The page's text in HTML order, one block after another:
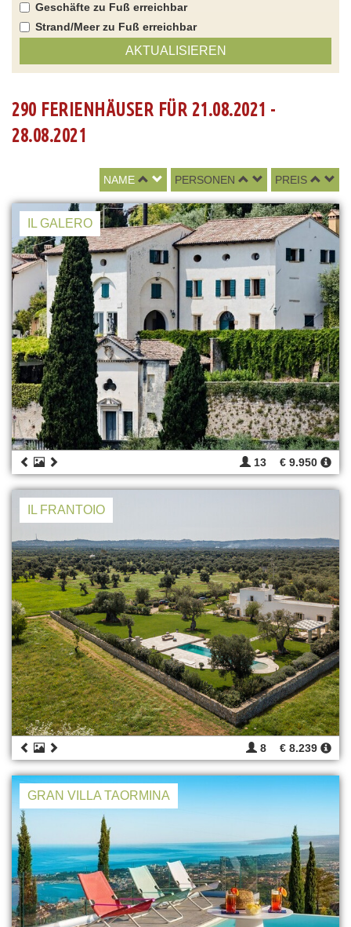
Geschäfte zu Fuß erreichbar
Strand/Meer zu Fuß erreichbar
AKTUALISIEREN
290 FERIENHÄUSER FÜR 21.08.2021 -
28.08.2021
NAME PERSONEN PREIS
IL GALERO
13 € 9.950
IL FRANTOIO
8 € 8.239
GRAN VILLA TAORMINA